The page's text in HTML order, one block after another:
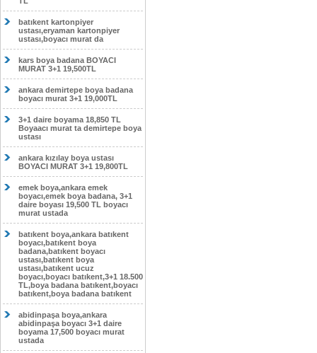
batıkent kartonpiyer
ustası,eryaman kartonpiyer
ustası,boyacı murat da
kars boya badana BOYACI
MURAT 3+1 19,500TL
ankara demirtepe boya badana
boyacı murat 3+1 19,000TL
3+1 daire boyama 18,850 TL
Boyaacı murat ta demirtepe boya
ustası
ankara kızılay boya ustası
BOYACI MURAT 3+1 19,800TL
emek boya,ankara emek
boyacı,emek boya badana, 3+1
daire boyası 19,500 TL boyacı
murat ustada
batıkent boya,ankara batıkent
boyacı,batıkent boya
badana,batıkent boyacı
ustası,batıkent boya
ustası,batıkent ucuz
boyacı,boyacı batıkent,3+1 18.500
TL,boya badana batıkent,boyacı
batıkent,boya badana batıkent
abidinpaşa boya,ankara
abidinpaşa boyacı 3+1 daire
boyama 17,500 boyacı murat
ustada